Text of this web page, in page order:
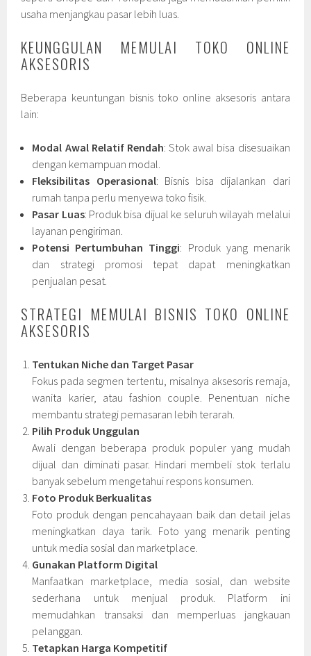
usaha menjangkau pasar lebih luas.
KEUNGGULAN MEMULAI TOKO ONLINE
AKSESORIS
Beberapa keuntungan bisnis toko online aksesoris antara
lain:
Modal Awal Relatif Rendah: Stok awal bisa disesuaikan
dengan kemampuan modal.
Fleksibilitas Operasional: Bisnis bisa dijalankan dari
rumah tanpa perlu menyewa toko fisik.
Pasar Luas: Produk bisa dijual ke seluruh wilayah melalui
layanan pengiriman.
Potensi Pertumbuhan Tinggi: Produk yang menarik
dan strategi promosi tepat dapat meningkatkan
penjualan pesat.
STRATEGI MEMULAI BISNIS TOKO ONLINE
AKSESORIS
Tentukan Niche dan Target Pasar
Fokus pada segmen tertentu, misalnya aksesoris remaja,
wanita karier, atau fashion couple. Penentuan niche
membantu strategi pemasaran lebih terarah.
Pilih Produk Unggulan
Awali dengan beberapa produk populer yang mudah
dijual dan diminati pasar. Hindari membeli stok terlalu
banyak sebelum mengetahui respons konsumen.
Foto Produk Berkualitas
Foto produk dengan pencahayaan baik dan detail jelas
meningkatkan daya tarik. Foto yang menarik penting
untuk media sosial dan marketplace.
Gunakan Platform Digital
Manfaatkan marketplace, media sosial, dan website
sederhana untuk menjual produk. Platform ini
memudahkan transaksi dan memperluas jangkauan
pelanggan.
Tetapkan Harga Kompetitif